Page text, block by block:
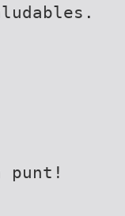
punt!